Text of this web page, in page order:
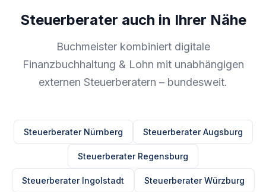
Steuerberater auch in Ihrer Nähe
Buchmeister kombiniert digitale
Finanzbuchhaltung & Lohn mit unabhängigen
externen Steuerberatern – bundesweit.
Steuerberater Nürnberg Steuerberater Augsburg
Steuerberater Regensburg
Steuerberater Ingolstadt Steuerberater Würzburg